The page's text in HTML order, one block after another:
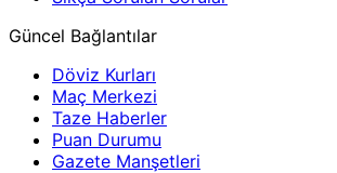
Güncel Bağlantılar
Döviz Kurları
Maç Merkezi
Taze Haberler
Puan Durumu
Gazete Manşetleri